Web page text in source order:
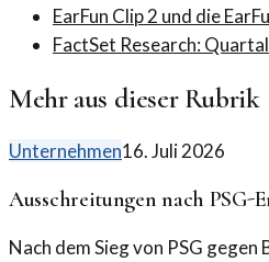
EarFun Clip 2 und die
FactSet Research:
Mehr aus dieser Rubrik
Unternehmen16. Juli 2026
Ausschreitungen nach PSG-
Nach dem Sieg von PSG